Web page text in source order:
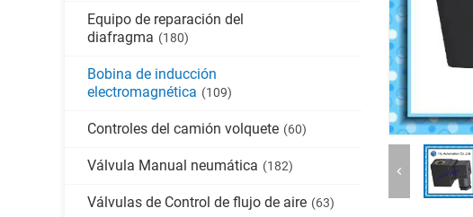
Equipo de reparación del
diafragma (180)
Bobina de inducción
electromagnética (109)
Controles del camión volquete (60)
Válvula Manual neumática (182)
Válvulas de Control de flujo de aire (63)